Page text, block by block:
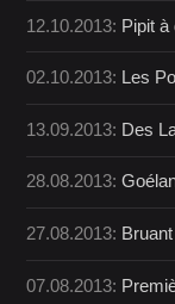
12.10.2013: Pipit à
02.10.2013: Les
13.09.2013: Des
28.08.2013:
27.08.2013:
07.08.2013: